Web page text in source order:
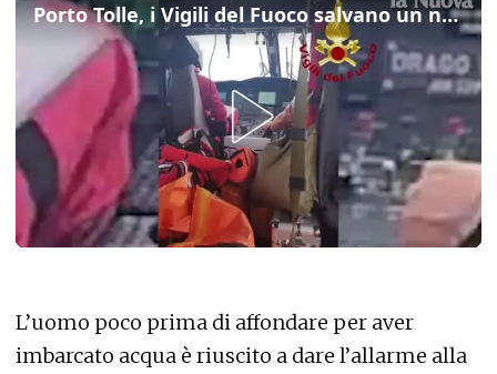
Porto Tolle, i Vigili del Fuoco salvano un naufrago: le immagini del recupero
L’uomo poco prima di affondare per aver
imbarcato acqua è riuscito a dare l’allarme alla